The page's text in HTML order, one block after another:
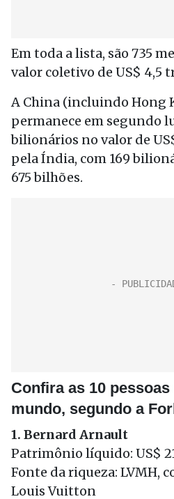
Em toda a lista, são 735
valor coletivo de US$ 4,5
A China (incluindo Hong
permanece em segundo
bilionários no valor de
pela Índia, com 169
675 bilhões.
Confira as 10
mundo, segundo a
1. Bernard Arnault
Patrimônio líquido: US$
Fonte da riqueza: LVMH,
Louis Vuitton